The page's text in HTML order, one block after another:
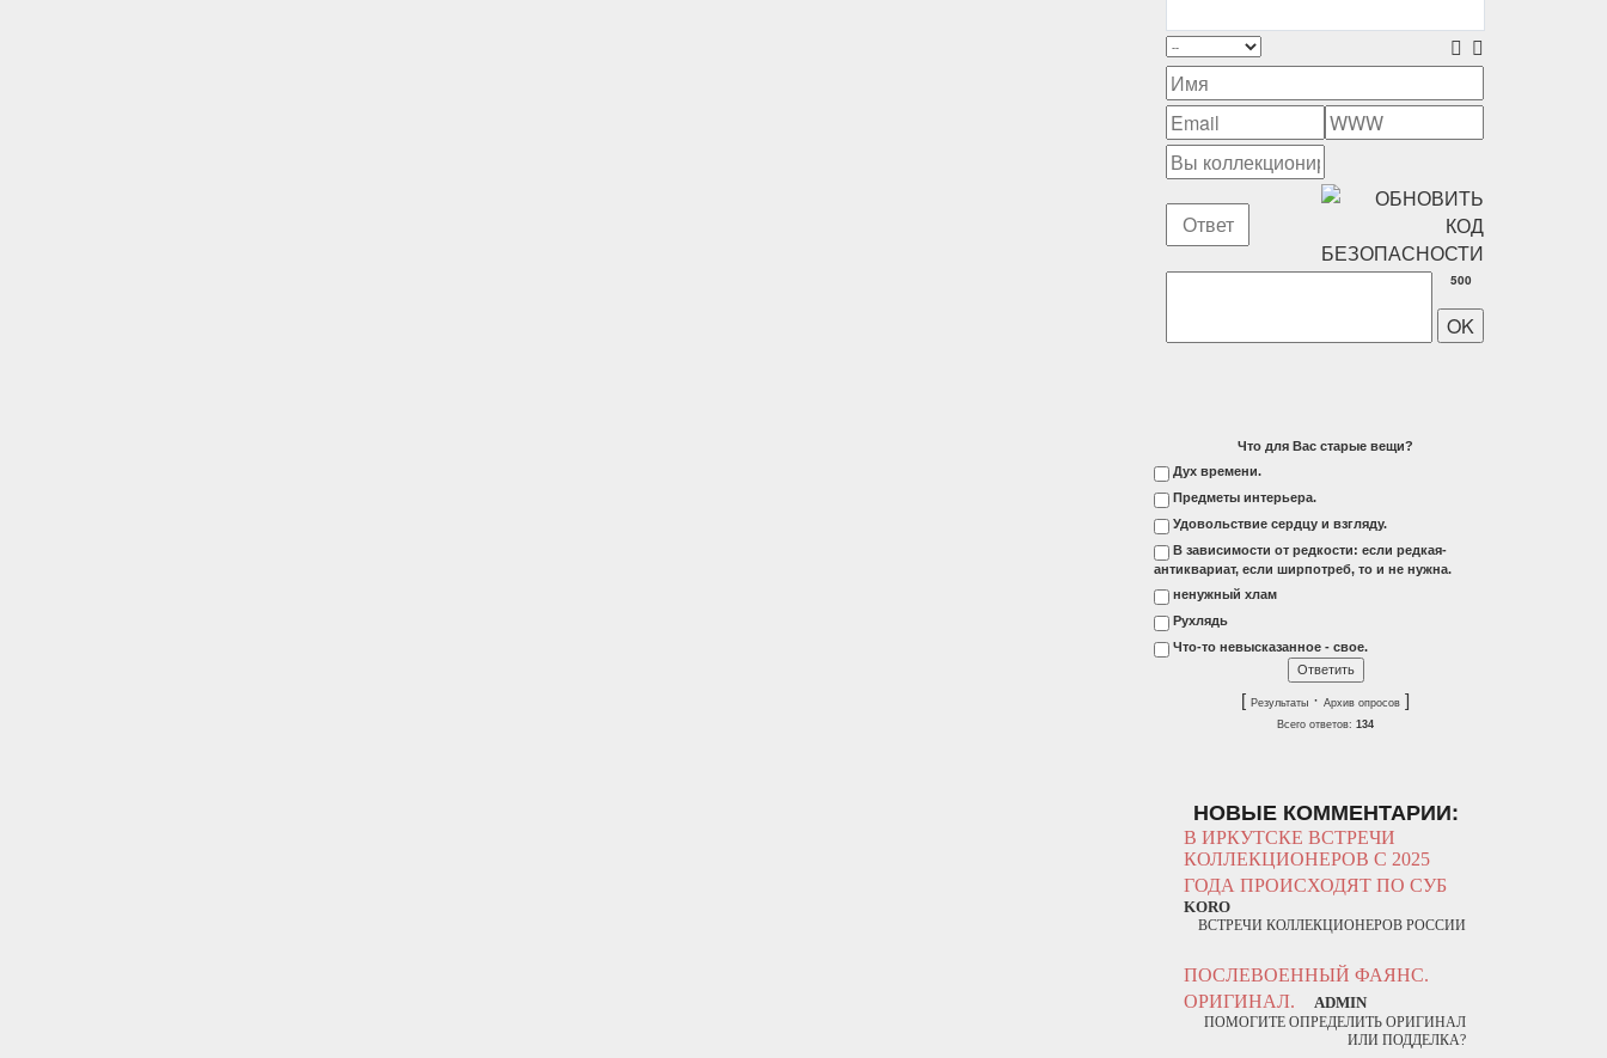
500
Что для Вас старые вещи?
Дух времени.
Предметы интерьера.
Удовольствие сердцу и взгляду.
В зависимости от редкости: если редкая-
антиквариат, если ширпотреб, то и не нужна.
ненужный хлам
Рухлядь
Что-то невысказанное - свое.
[Результаты ·Архив опросов ]
Всего ответов:134
НОВЫЕ КОММЕНТАРИИ:
В ИРКУТСКЕ ВСТРЕЧИ
КОЛЛЕКЦИОНЕРОВ С 2025
ГОДА ПРОИСХОДЯТ ПО СУБ
KORO
ВСТРЕЧИ КОЛЛЕКЦИОНЕРОВ РОССИИ
ПОСЛЕВОЕННЫЙ ФАЯНС.
ОРИГИНАЛ.
ADMIN
ПОМОГИТЕ ОПРЕДЕЛИТЬ ОРИГИНАЛ
ИЛИ ПОДДЕЛКА?